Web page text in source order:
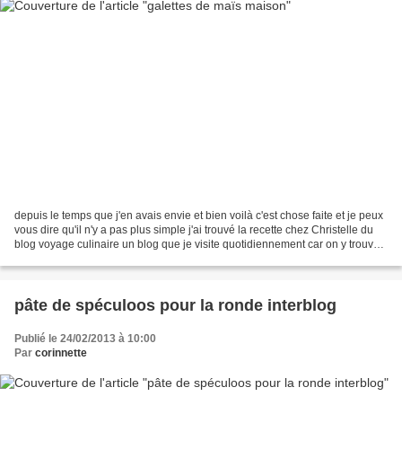
depuis le temps que j'en avais envie et bien voilà c'est chose faite et je peux
vous dire qu'il n'y a pas plus simple j'ai trouvé la recette chez Christelle du
blog voyage culinaire un blog que je visite quotidiennement car on y trouve
pâte de spéculoos pour la ronde interblog
Publié le 24/02/2013 à 10:00
Par corinnette